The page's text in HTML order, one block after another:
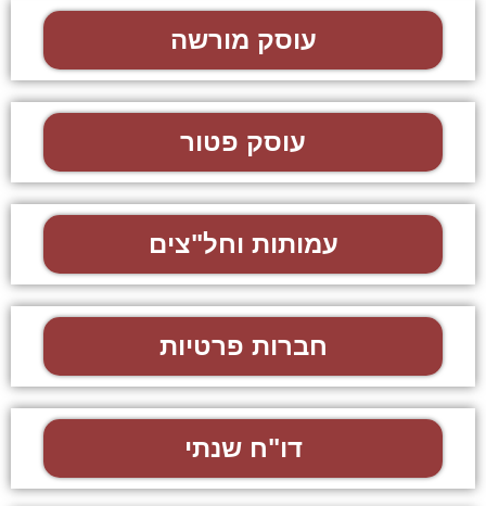
עוסק מורשה
עוסק פטור
עמותות וחל"צים
חברות פרטיות
דו"ח שנתי